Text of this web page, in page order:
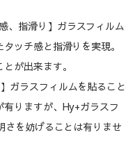
、指滑り】ガラスフィルム
ッチ感と指滑りを実現。
が出来ます。
ガラスフィルムを貼ること
りますが、Hy+ガラスフ
さを妨げることは有りませ